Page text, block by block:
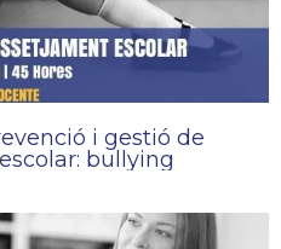
i gestió de
bullying